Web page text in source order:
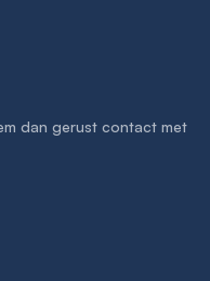
dan gerust contact met